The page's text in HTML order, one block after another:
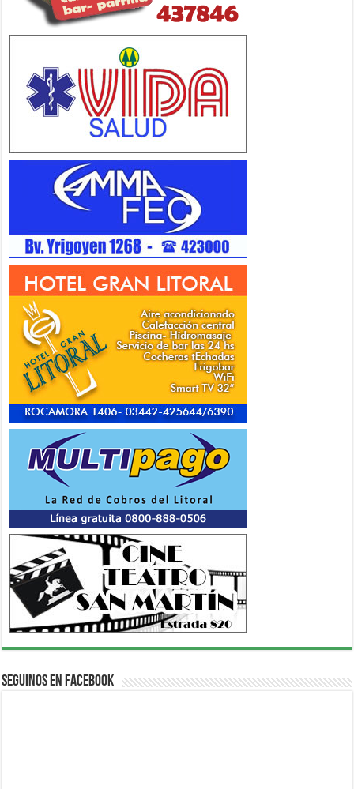
Seguinos en Facebook